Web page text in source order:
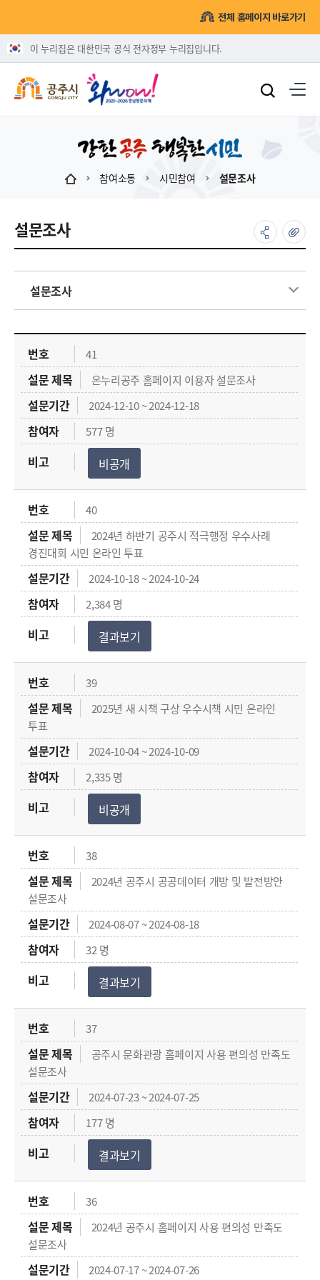
전체 홈페이지 바로가기
이 누리집은 대한민국 공식 전자정부 누리집입니다.
참여소통 시민참여 설문조사
설문조사
설문조사
설문조사 목록으로 번호, 설문제목, 셀문기간, 참여자, 비고로 구성되고 있습니다.
41
온누리공주 홈페이지 이용자 설문조사
2024-12-10 ~ 2024-12-18
577 명
비공개
40
2024년 하반기 공주시 적극행정 우수사례
경진대회 시민 온라인 투표
2024-10-18 ~ 2024-10-24
2,384 명
결과보기
39
2025년 새 시책 구상 우수시책 시민 온라인
투표
2024-10-04 ~ 2024-10-09
2,335 명
비공개
38
2024년 공주시 공공데이터 개방 및 발전방안
설문조사
2024-08-07 ~ 2024-08-18
32 명
결과보기
37
공주시 문화관광 홈페이지 사용 편의성 만족도
설문조사
2024-07-23 ~ 2024-07-25
177 명
결과보기
36
2024년 공주시 홈페이지 사용 편의성 만족도
설문조사
2024-07-17 ~ 2024-07-26